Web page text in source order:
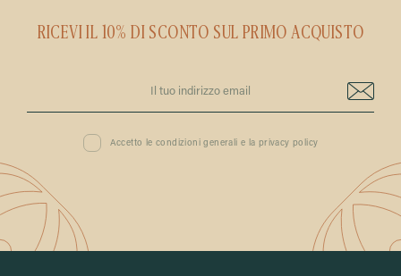
RICEVI IL 10% DI SCONTO SUL PRIMO ACQUISTO
Accetto le condizioni generali e la privacy policy